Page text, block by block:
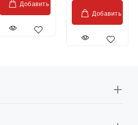
Добавить
Добавить